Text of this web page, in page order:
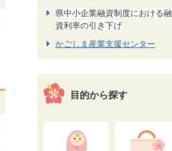
県中小企業融資制度における融
資利率の引き下げ
かごしま産業支援センター
目的から探す